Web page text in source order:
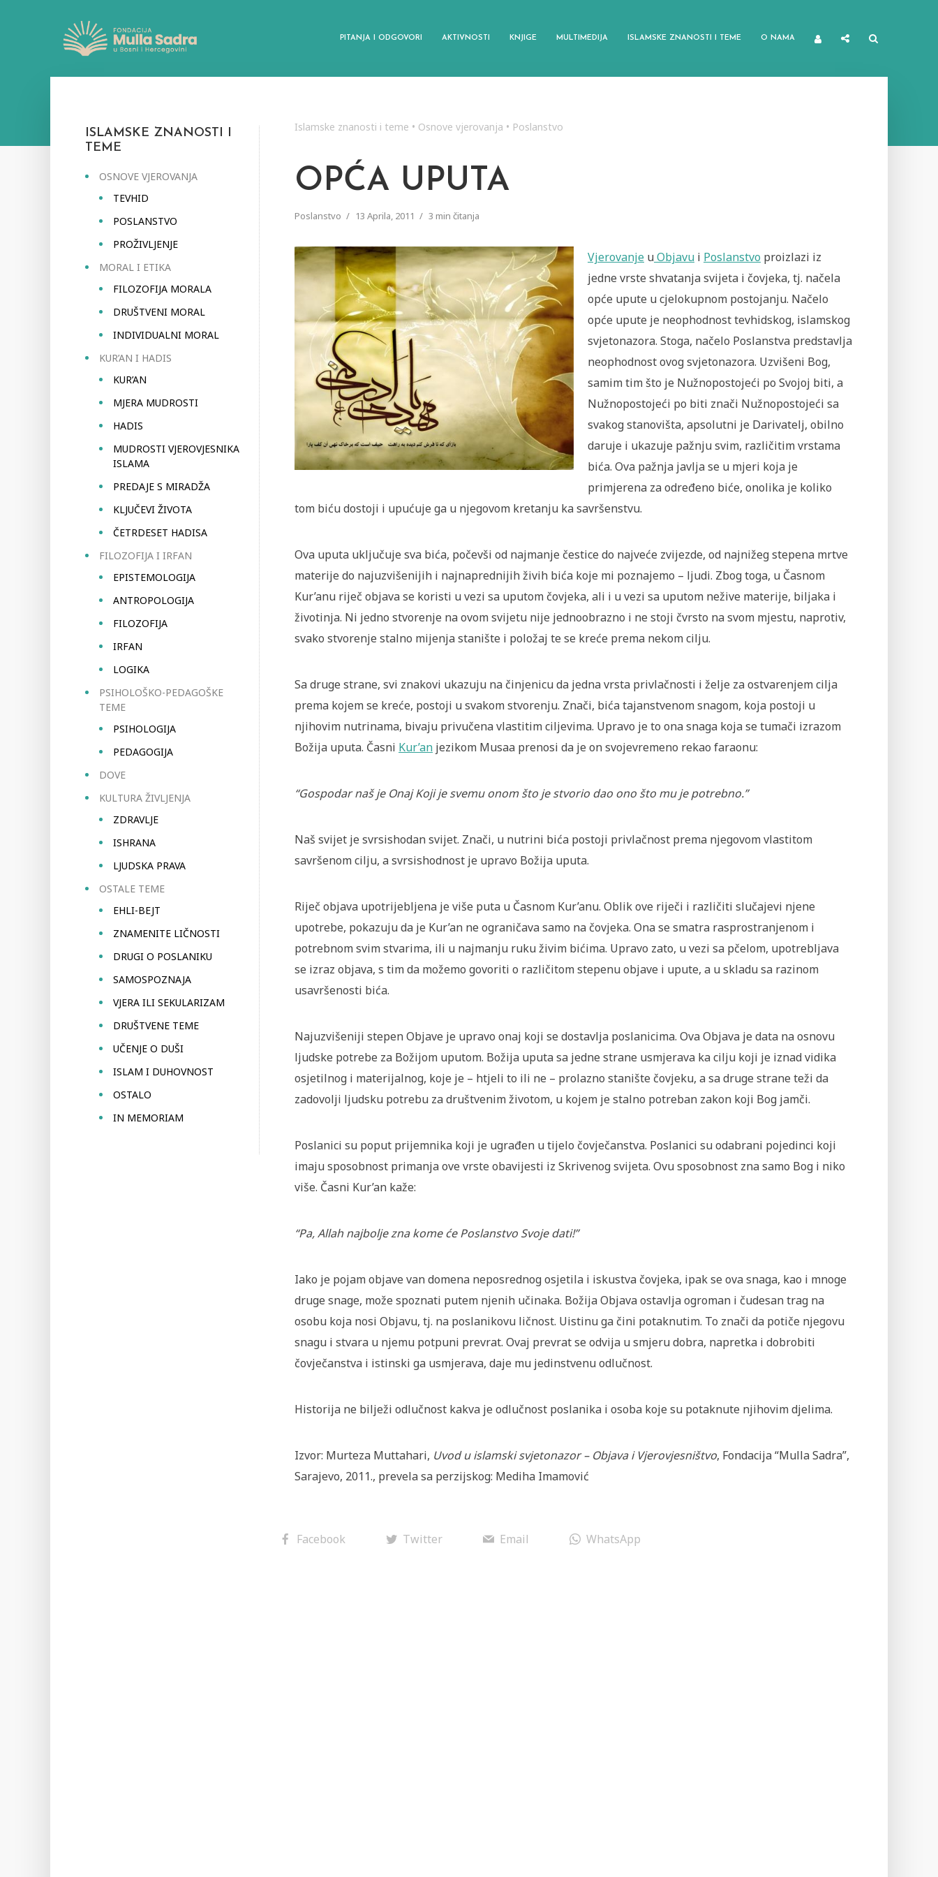
PITANJA I ODGOVORI AKTIVNOSTI KNJIGE MULTIMEDIJA ISLAMSKE ZNANOSTI I TEME O NAMA
ISLAMSKE ZNANOSTI I
TEME
OSNOVE VJEROVANJA
TEVHID
POSLANSTVO
PROŽIVLJENJE
MORAL I ETIKA
FILOZOFIJA MORALA
DRUŠTVENI MORAL
INDIVIDUALNI MORAL
KUR’AN I HADIS
KUR’AN
MJERA MUDROSTI
HADIS
MUDROSTI VJEROVJESNIKA
ISLAMA
PREDAJE S MIRADŽA
KLJUČEVI ŽIVOTA
ČETRDESET HADISA
FILOZOFIJA I IRFAN
EPISTEMOLOGIJA
ANTROPOLOGIJA
FILOZOFIJA
IRFAN
LOGIKA
PSIHOLOŠKO-PEDAGOŠKE
TEME
PSIHOLOGIJA
PEDAGOGIJA
DOVE
KULTURA ŽIVLJENJA
ZDRAVLJE
ISHRANA
LJUDSKA PRAVA
OSTALE TEME
EHLI-BEJT
ZNAMENITE LIČNOSTI
DRUGI O POSLANIKU
SAMOSPOZNAJA
VJERA ILI SEKULARIZAM
DRUŠTVENE TEME
UČENJE O DUŠI
ISLAM I DUHOVNOST
OSTALO
IN MEMORIAM
Islamske znanosti i teme • Osnove vjerovanja • Poslanstvo
OPĆA UPUTA
Poslanstvo 13 Aprila, 2011 3 min čitanja
Vjerovanje uObjavu i Poslanstvo proizlazi iz
jedne vrste shvatanja svijeta i čovjeka, tj. načela
opće upute u cjelokupnom postojanju. Načelo
opće upute je neophodnost tevhidskog, islamskog
svjetonazora. Stoga, načelo Poslanstva predstavlja
neophodnost ovog svjetonazora. Uzvišeni Bog,
samim tim što je Nužnopostojeći po Svojoj biti, a
Nužnopostojeći po biti znači Nužnopostojeći sa
svakog stanovišta, apsolutni je Darivatelj, obilno
daruje i ukazuje pažnju svim, različitim vrstama
bića. Ova pažnja javlja se u mjeri koja je
primjerena za određeno biće, onolika je koliko
tom biću dostoji i upućuje ga u njegovom kretanju ka savršenstvu.
Ova uputa uključuje sva bića, počevši od najmanje čestice do najveće zvijezde, od najnižeg stepena mrtve
materije do najuzvišenijih i najnaprednijih živih bića koje mi poznajemo – ljudi. Zbog toga, u Časnom
Kur’anu riječ objava se koristi u vezi sa uputom čovjeka, ali i u vezi sa uputom nežive materije, biljaka i
životinja. Ni jedno stvorenje na ovom svijetu nije jednoobrazno i ne stoji čvrsto na svom mjestu, naprotiv,
svako stvorenje stalno mijenja stanište i položaj te se kreće prema nekom cilju.
Sa druge strane, svi znakovi ukazuju na činjenicu da jedna vrsta privlačnosti i želje za ostvarenjem cilja
prema kojem se kreće, postoji u svakom stvorenju. Znači, bića tajanstvenom snagom, koja postoji u
njihovim nutrinama, bivaju privučena vlastitim ciljevima. Upravo je to ona snaga koja se tumači izrazom
Božija uputa. Časni Kur’an jezikom Musaa prenosi da je on svojevremeno rekao faraonu:
“Gospodar naš je Onaj Koji je svemu onom što je stvorio dao ono što mu je potrebno.”
Naš svijet je svrsishodan svijet. Znači, u nutrini bića postoji privlačnost prema njegovom vlastitom
savršenom cilju, a svrsishodnost je upravo Božija uputa.
Riječ objava upotrijebljena je više puta u Časnom Kur’anu. Oblik ove riječi i različiti slučajevi njene
upotrebe, pokazuju da je Kur’an ne ograničava samo na čovjeka. Ona se smatra rasprostranjenom i
potrebnom svim stvarima, ili u najmanju ruku živim bićima. Upravo zato, u vezi sa pčelom, upotrebljava
se izraz objava, s tim da možemo govoriti o različitom stepenu objave i upute, a u skladu sa razinom
usavršenosti bića.
Najuzvišeniji stepen Objave je upravo onaj koji se dostavlja poslanicima. Ova Objava je data na osnovu
ljudske potrebe za Božijom uputom. Božija uputa sa jedne strane usmjerava ka cilju koji je iznad vidika
osjetilnog i materijalnog, koje je – htjeli to ili ne – prolazno stanište čovjeku, a sa druge strane teži da
zadovolji ljudsku potrebu za društvenim životom, u kojem je stalno potreban zakon koji Bog jamči.
Poslanici su poput prijemnika koji je ugrađen u tijelo čovječanstva. Poslanici su odabrani pojedinci koji
imaju sposobnost primanja ove vrste obavijesti iz Skrivenog svijeta. Ovu sposobnost zna samo Bog i niko
više. Časni Kur’an kaže:
“Pa, Allah najbolje zna kome će Poslanstvo Svoje dati!”
Iako je pojam objave van domena neposrednog osjetila i iskustva čovjeka, ipak se ova snaga, kao i mnoge
druge snage, može spoznati putem njenih učinaka. Božija Objava ostavlja ogroman i čudesan trag na
osobu koja nosi Objavu, tj. na poslanikovu ličnost. Uistinu ga čini potaknutim. To znači da potiče njegovu
snagu i stvara u njemu potpuni prevrat. Ovaj prevrat se odvija u smjeru dobra, napretka i dobrobiti
čovječanstva i istinski ga usmjerava, daje mu jedinstvenu odlučnost.
Historija ne bilježi odlučnost kakva je odlučnost poslanika i osoba koje su potaknute njihovim djelima.
Izvor: Murteza Muttahari, Uvod u islamski svjetonazor – Objava i Vjerovjesništvo, Fondacija “Mulla Sadra”,
Sarajevo, 2011., prevela sa perzijskog: Mediha Imamović
Facebook Twitter Email WhatsApp